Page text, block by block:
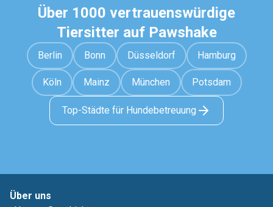
Über 1000 vertrauenswürdige
Tiersitter auf Pawshake
Berlin Bonn Düsseldorf Hamburg
Köln Mainz München Potsdam
Top-Städte für Hundebetreuung
Über uns